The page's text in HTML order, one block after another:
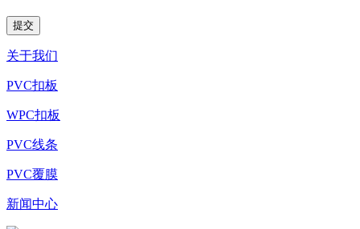
关于我们
PVC扣板
WPC扣板
PVC线条
PVC覆膜
新闻中心